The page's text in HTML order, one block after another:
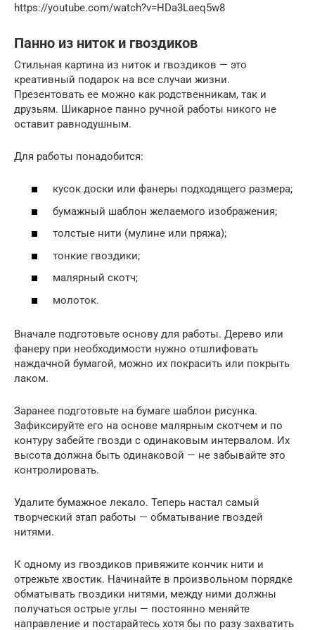
https://youtube.com/watch?v=HDa3Laeq5w8
Панно из ниток и гвоздиков
Стильная картина из ниток и гвоздиков — это
креативный подарок на все случаи жизни.
Презентовать ее можно как родственникам, так и
друзьям. Шикарное панно ручной работы никого не
оставит равнодушным.
Для работы понадобится:
кусок доски или фанеры подходящего размера;
бумажный шаблон желаемого изображения;
толстые нити (мулине или пряжа);
тонкие гвоздики;
малярный скотч;
молоток.
Вначале подготовьте основу для работы. Дерево или
фанеру при необходимости нужно отшлифовать
наждачной бумагой, можно их покрасить или покрыть
лаком.
Заранее подготовьте на бумаге шаблон рисунка.
Зафиксируйте его на основе малярным скотчем и по
контуру забейте гвозди с одинаковым интервалом. Их
высота должна быть одинаковой — не забывайте это
контролировать.
Удалите бумажное лекало. Теперь настал самый
творческий этап работы — обматывание гвоздей
нитями.
К одному из гвоздиков привяжите кончик нити и
отрежьте хвостик. Начинайте в произвольном порядке
обматывать гвоздики нитями, между ними должны
получаться острые углы — постоянно меняйте
направление и постарайтесь хотя бы по разу захватить